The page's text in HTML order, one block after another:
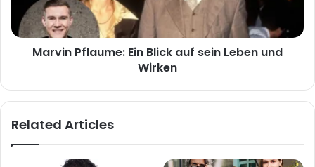
Leben
und
Wirken
Marvin Pflaume: Ein Blick auf sein Leben und
Wirken
Related Articles